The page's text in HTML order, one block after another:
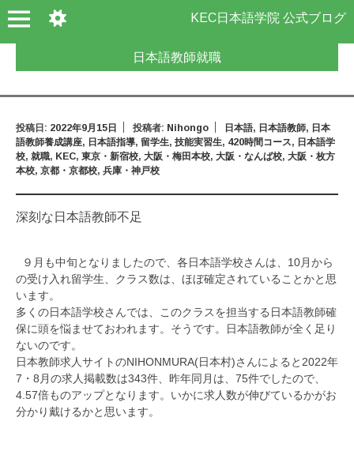
KEC日本語学院 公式ブログ
日本語教師就職
投稿日: 2022年9月15日 投稿者: Nihongo 日本語, 日本語教師, 日本
語教師養成講座, 日本語指導, 留学生, 技能実習生, 420時間コース, 日本語学
校, 就職, KEC, 東京・新宿校, 大阪・梅田本校, 大阪・なんば校, 大阪・枚方
本校, 京都・京都校, 兵庫・神戸校
深刻な日本語教師不足
９月も中旬となりましたので、各日本語学校さんは、10月から
の受け入れ留学生、クラス数は、ほぼ確定されていることかと思
います。
多くの日本語学校さんでは、このクラスを担当する日本語教師確
保に頭を悩ませておわれます。そうです。日本語教師が全く足り
ないのです。
日本教師求人サイトのNIHONMURA(日本村)さんによると2022年
7・8月の求人掲載数は343件、昨年同月は、75件でしたので、
4.57倍ものアップとなります。いかに求人数が伸びているかがお
分かり戴けるかと思います。